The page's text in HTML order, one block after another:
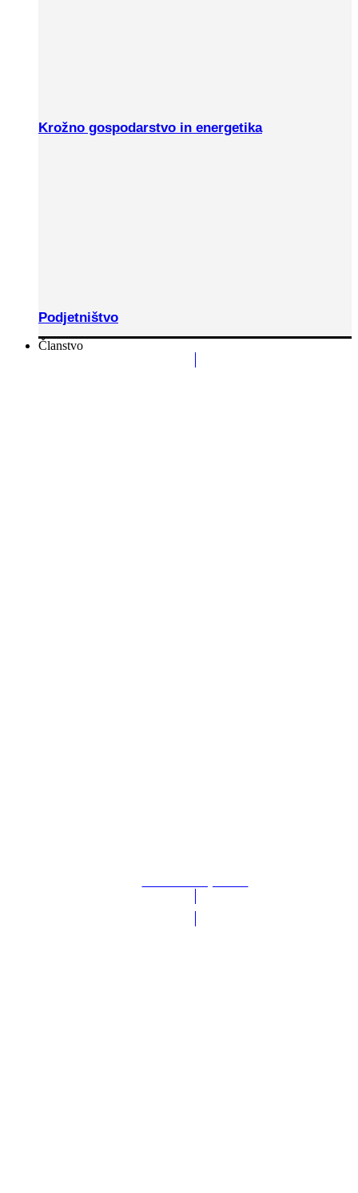
Krožno gospodarstvo in energetika
Podjetništvo
Članstvo